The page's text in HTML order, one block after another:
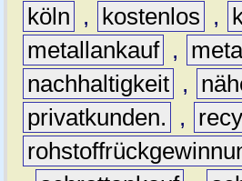
köln
, kostenlos ,
metallankauf ,
nachhaltigkeit ,
privatkunden.
,